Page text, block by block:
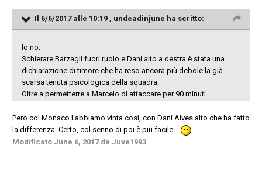
Il 6/6/2017 alle 10:19 , undeadinjune ha scritto:
Io no.
Schierare Barzagli fuori ruolo e Dani alto a destra è stata una
dichiarazione di timore che ha reso ancora più debole la già
scarsa tenuta psicologica della squadra.
Oltre a permetterre a Marcelo di attaccare per 90 minuti.
Però col Monaco l'abbiamo vinta così, con Dani Alves alto che ha fatto
la differenza. Certo, col senno di poi è più facile...
Modificato June 6, 2017da Juve1993